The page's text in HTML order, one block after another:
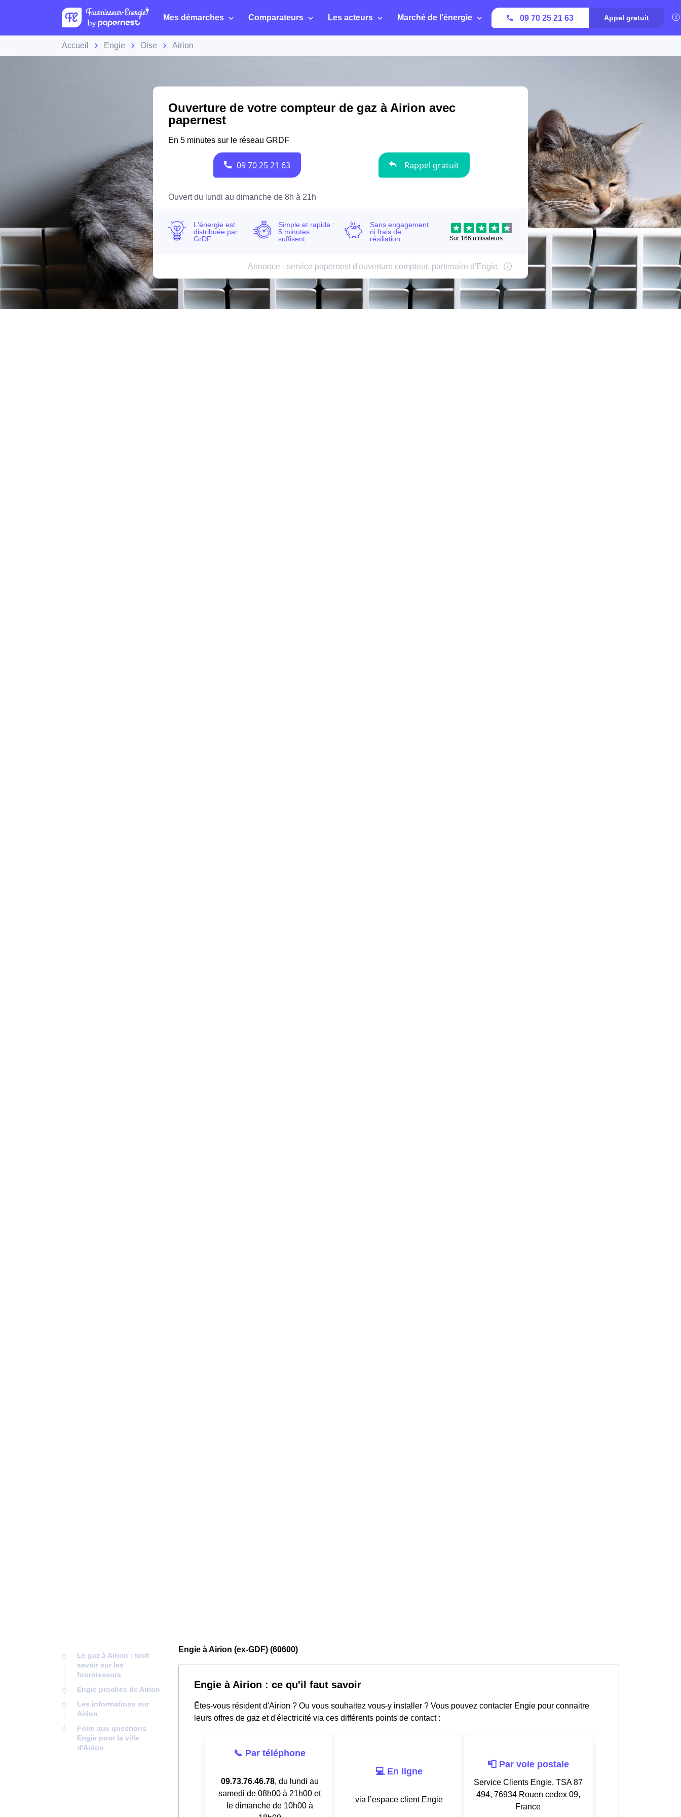
Mes démarches Comparateurs Les acteurs Marché de l'énergie 09 70 25 21 63 Appel gratuit
Accueil Engie Oise Airion
Le gaz à Airion : tout
savoir sur les
fournisseurs
Engie proches de Airion
Les informations sur
Airion
Foire aux questions
Engie pour la ville
d'Airion
Engie à Airion (ex-GDF) (60600)
Engie à Airion : ce qu'il faut savoir
Êtes-vous résident d'Airion ? Ou vous souhaitez vous-y installer ? Vous pouvez contacter Engie pour connaitre
leurs offres de gaz et d'électricité via ces différents points de contact :
📞 Par téléphone
09.73.76.46.78, du lundi au
samedi de 08h00 à 21h00 et
le dimanche de 10h00 à
💻 En ligne
via l’espace client Engie
📮 Par voie postale
Service Clients Engie, TSA 87
494, 76934 Rouen cedex 09,
France